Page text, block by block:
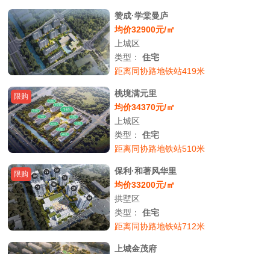
赞成·学棠曼庐
均价32900元/㎡
上城区
类型：住宅
距离同协路地铁站419米
限购
桃境满元里
均价34370元/㎡
上城区
类型：住宅
距离同协路地铁站510米
限购
保利·和著风华里
均价33200元/㎡
拱墅区
类型：住宅
距离同协路地铁站712米
上城金茂府